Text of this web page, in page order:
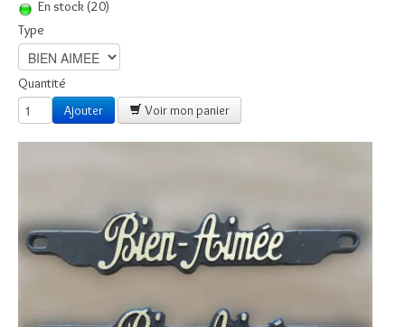
Piquets Fleurs en pot
Guirlandes
Cactus et Plantes Grasses
Plaque Fleurs Céramiques
Inters - Inscriptions
En stock (20)
Type
Quantité
Ajouter
Voir mon panier